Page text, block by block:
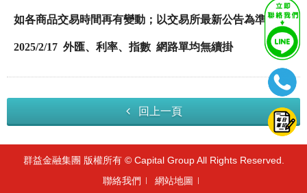
如各商品交易時間再有變動；以交易所最新公告為準！
2025/2/17 外匯、利率、指數 網路單均無續掛
回上一頁
群益金融集團 版權所有 © Capital Group All Rights Reserved.
聯絡我們
網站地圖